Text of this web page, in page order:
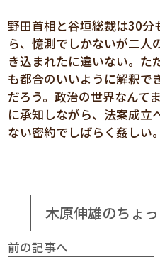
野田首相と谷垣総裁は30分
ら、憶測でしかないが二人
き込まれたに違いない。た
も都合のいいように解釈で
だろう。政治の世界なんて
に承知しながら、法案成立
ない密約でしばらく姦しい。
木原伸雄のちょ
前の記事へ